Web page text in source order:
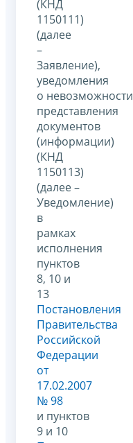
(КНД
1150111)
(далее
–
Заявление),
уведомления
о невозможности
представления
документов
(информации)
(КНД
1150113)
(далее –
Уведомление)
в
рамках
исполнения
пунктов
8, 10 и
13
Постановления
Правительства
Российской
Федерации
от
17.02.2007
№ 98
и пунктов
9 и 10